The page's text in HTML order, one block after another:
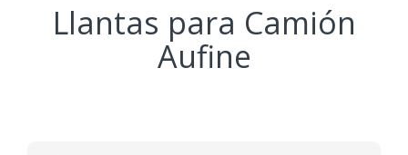
Llantas para Camión
Aufine